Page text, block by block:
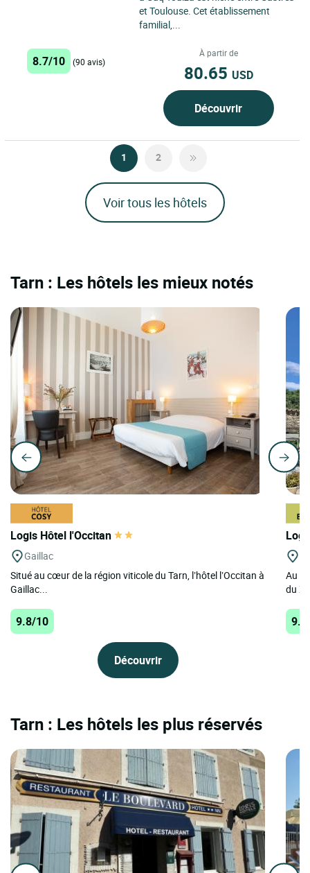
et Toulouse. Cet établissement
familial,...
8.7/10 (90 avis)
À partir de
80.65 USD
Découvrir
1 2
Voir tous les hôtels
Tarn : Les hôtels les mieux notés
Logis Hôtel l'Occitan
Gaillac
Situé au cœur de la région viticole du Tarn, l’hôtel l’Occitan à
Gaillac...
9.8/10
Découvrir
Au
du
Tarn : Les hôtels les plus réservés